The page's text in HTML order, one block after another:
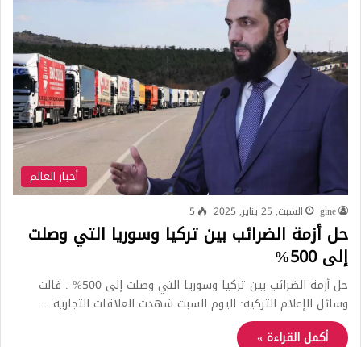
أخبار العالم
gine السبت, 25 يناير, 2025 5
حل أزمة الضرائب بين تركيا وسوريا التي وصلت
إلى 500%
حل أزمة الضرائب بين تركيا وسوريا التي وصلت إلى 500% . قالت
وسائل الإعلام التركية: اليوم السبت شهدت العلاقات التجارية…
أكمل القراءة »